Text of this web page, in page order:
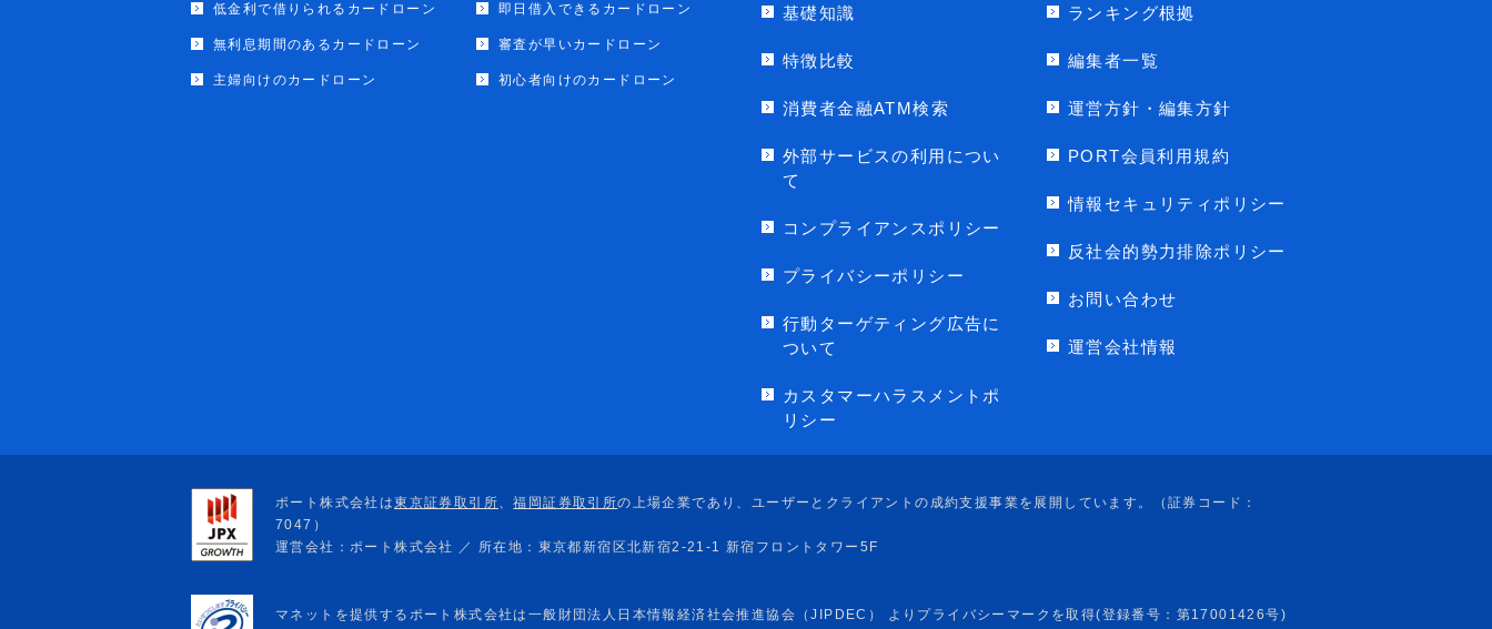
低金利で借りられるカードローン 即日借入できるカードローン
無利息期間のあるカードローン 審査が早いカードローン
主婦向けのカードローン 初心者向けのカードローン
基礎知識
特徴比較
消費者金融ATM検索
外部サービスの利用につい
て
コンプライアンスポリシー
プライバシーポリシー
行動ターゲティング広告に
ついて
カスタマーハラスメントポ
リシー
ランキング根拠
編集者一覧
運営方針・編集方針
PORT会員利用規約
情報セキュリティポリシー
反社会的勢力排除ポリシー
お問い合わせ
運営会社情報